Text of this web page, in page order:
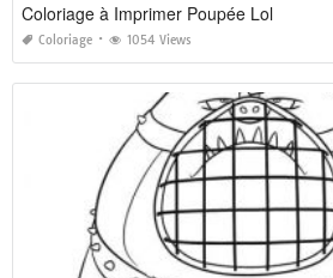
Coloriage à Imprimer Poupée Lol
Coloriage 1054 Views